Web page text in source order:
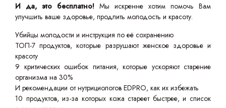
И да, это бесплатно! Мы искренне хотим помочь Вам
улучшить ваше здоровье, продлить молодость и красоту.
Убийцы молодости и инструкция по её сохранению
ТОП-7 продуктов, которые разрушают женское здоровье и
красоту
9 критических ошибок питания, которые ускоряют старение
организма на 30%
И рекомендации от нутрициологов EDPRO, как их избежать
10 продуктов, из-за которых кожа стареет быстрее, и список